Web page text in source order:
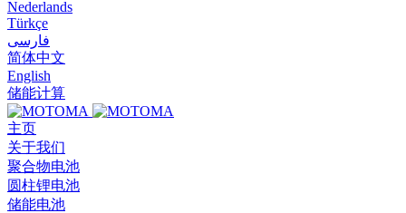
Nederlands
Türkçe
فارسی
简体中文
English
储能计算
主页
关于我们
聚合物电池
圆柱锂电池
储能电池